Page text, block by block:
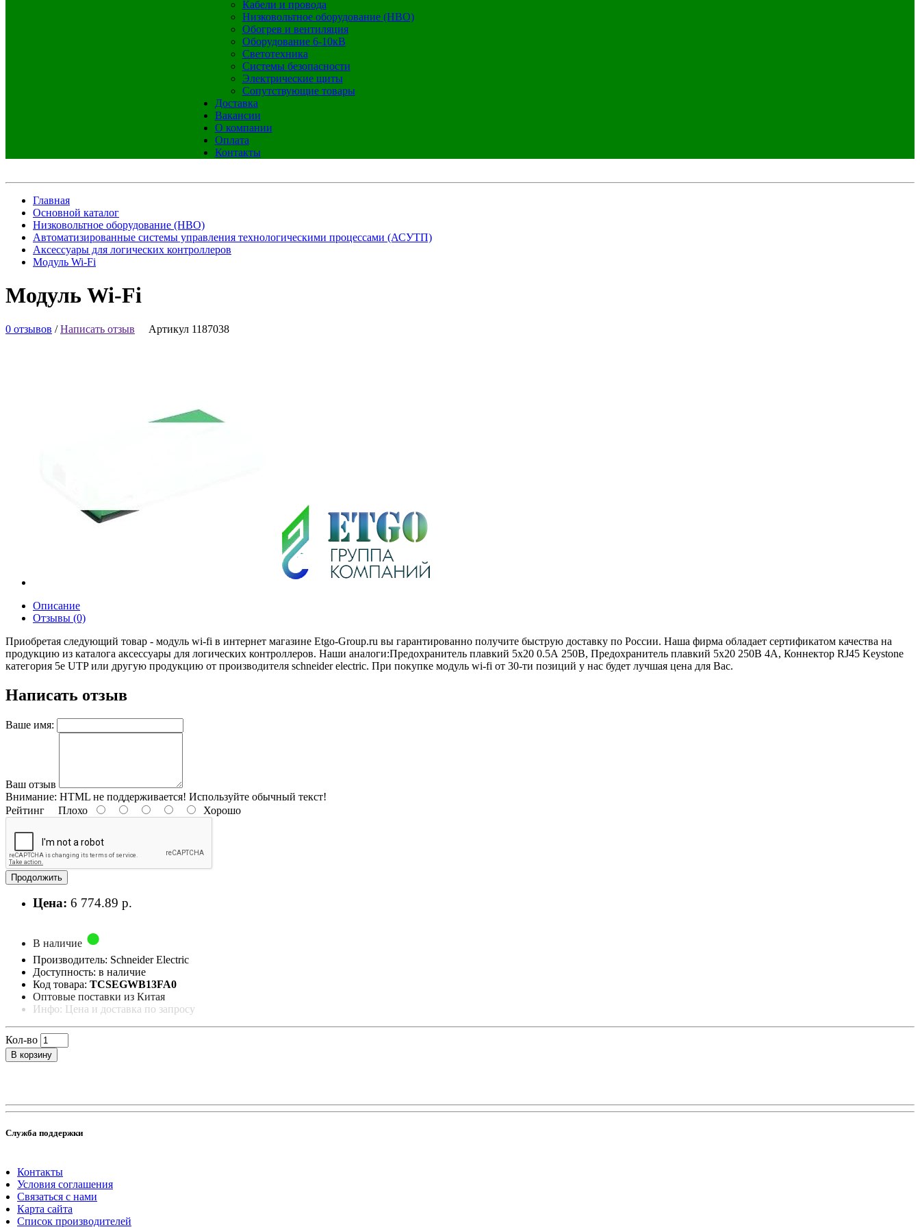
Кабели и провода
Низковольтное оборудование (НВО)
Обогрев и вентиляция
Оборудование 6-10кВ
Светотехника
Системы безопасности
Электрические щиты
Сопутствующие товары
Доставка
Вакансии
О компании
Оплата
Контакты
Главная
Основной каталог
Низковольтное оборудование (НВО)
Автоматизированные системы управления технологическими процессами (АСУТП)
Аксессуары для логических контроллеров
Модуль Wi-Fi
Модуль Wi-Fi
0 отзывов /Написать отзыв Артикул 1187038
Описание
Отзывы (0)
Приобретая следующий товар - модуль wi-fi в интернет магазине Etgo-Group.ru вы гарантированно получите быструю доставку по России. Наша фирма обладает сертификатом качества на
продукцию из каталога аксессуары для логических контроллеров. Наши аналоги:Предохранитель плавкий 5х20 0.5А 250В, Предохранитель плавкий 5х20 250В 4А, Коннектор RJ45 Keystone
категория 5е UTP или другую продукцию от производителя schneider electric. При покупке модуль wi-fi от 30-ти позиций у нас будет лучшая цена для Вас.
Написать отзыв
Ваше имя:
Ваш отзыв
Внимание: HTML не поддерживается! Используйте обычный текст!
Рейтинг Плохо Хорошо
Продолжить
Цена: 6 774.89 р.
В наличие
Производитель: Schneider Electric
Доступность: в наличие
Код товара: TCSEGWB13FA0
Оптовые поставки из Китая
Инфо: Цена и доставка по запросу
Кол-во
В корзину
Служба поддержки
Контакты
Условия соглашения
Связаться с нами
Карта сайта
Список производителей